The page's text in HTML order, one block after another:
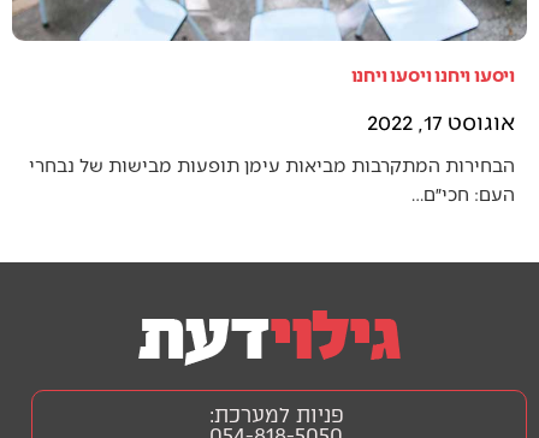
ויסעו ויחנו ויסעו ויחנו
אוגוסט 17, 2022
הבחירות המתקרבות מביאות עימן תופעות מבישות של נבחרי
העם: חכי״ם…
פניות למערכת: